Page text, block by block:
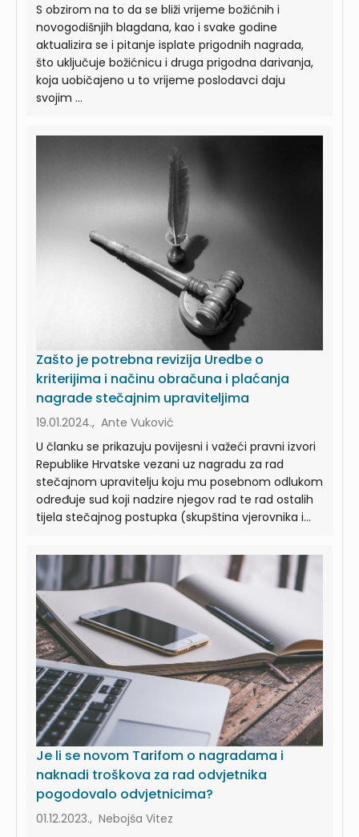
S obzirom na to da se bliži vrijeme božićnih i
novogodišnjih blagdana, kao i svake godine
aktualizira se i pitanje isplate prigodnih nagrada,
što uključuje božićnicu i druga prigodna darivanja,
koja uobičajeno u to vrijeme poslodavci daju
svojim ...
Zašto je potrebna revizija Uredbe o
kriterijima i načinu obračuna i plaćanja
nagrade stečajnim upraviteljima
19.01.2024., Ante Vuković
U članku se prikazuju povijesni i važeći pravni izvori
Republike Hrvatske vezani uz nagradu za rad
stečajnom upravitelju koju mu posebnom odlukom
određuje sud koji nadzire njegov rad te rad ostalih
tijela stečajnog postupka (skupština vjerovnika i...
Je li se novom Tarifom o nagradama i
naknadi troškova za rad odvjetnika
pogodovalo odvjetnicima?
01.12.2023., Nebojša Vitez